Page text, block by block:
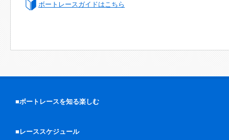
ボートレースガイドはこちら
■ボートレースを知る楽しむ
■レーススケジュール